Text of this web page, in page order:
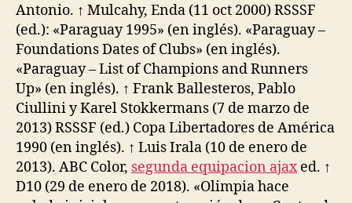
Antonio. ↑ Mulcahy, Enda (11 oct 2000) RSSSF
(ed.): «Paraguay 1995» (en inglés). «Paraguay –
Foundations Dates of Clubs» (en inglés).
«Paraguay – List of Champions and Runners
Up» (en inglés). ↑ Frank Ballesteros, Pablo
Ciullini y Karel Stokkermans (7 de marzo de
2013) RSSSF (ed.) Copa Libertadores de América
1990 (en inglés). ↑ Luis Irala (10 de enero de
2013). ABC Color, segunda equipacion ajaxed. ↑
D10 (29 de enero de 2018). «Olimpia hace